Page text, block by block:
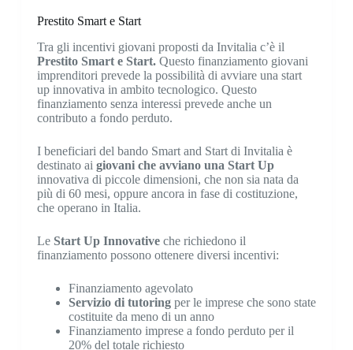
Prestito Smart e Start
Tra gli incentivi giovani proposti da Invitalia c’è il
Prestito Smart e Start.Questo finanziamento giovani
imprenditori prevede la possibilità di avviare una start
up innovativa in ambito tecnologico. Questo
finanziamento senza interessi prevede anche un
contributo a fondo perduto.
I beneficiari del bando Smart and Start di Invitalia è
destinato ai giovani che avviano una Start Up
innovativa di piccole dimensioni, che non sia nata da
più di 60 mesi, oppure ancora in fase di costituzione,
che operano in Italia.
Le Start Up Innovativeche richiedono il
finanziamento possono ottenere diversi incentivi:
Finanziamento agevolato
Servizio di tutoringper le imprese che sono state
costituite da meno di un anno
Finanziamento imprese a fondo perduto per il
20% del totale richiesto